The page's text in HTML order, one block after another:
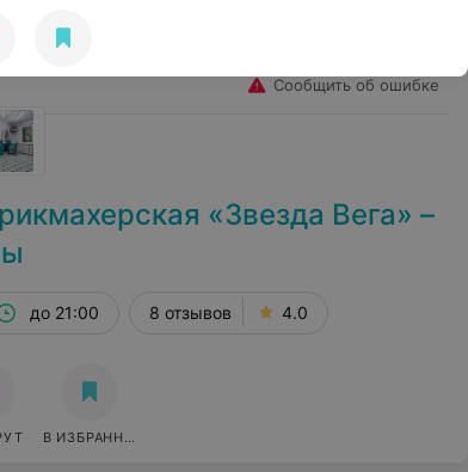
Сообщить об ошибке
«Звезда Вега» –
до 21:00 8 отзывов 4.0
В ИЗБРАННОЕ